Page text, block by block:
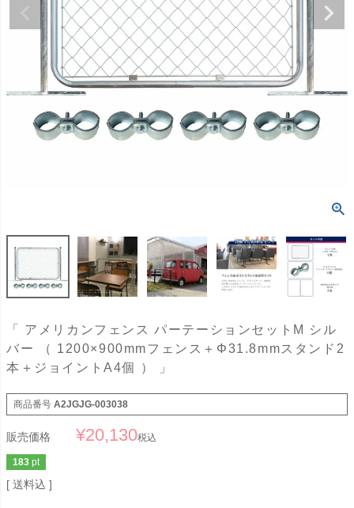
「 アメリカンフェンス パーテーションセットM シル
バー （ 1200×900mmフェンス＋Φ31.8mmスタンド2
本＋ジョイントA4個 ） 」
商品番号 A2JGJG-003038
販売価格 ¥20,130税込
183 pt
送料込